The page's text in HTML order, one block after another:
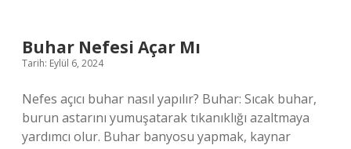
Buhar Nefesi Açar Mı
Tarih: Eylül 6, 2024
Nefes açıcı buhar nasıl yapılır? Buhar: Sıcak buhar,
burun astarını yumuşatarak tıkanıklığı azaltmaya
yardımcı olur. Buhar banyosu yapmak, kaynar